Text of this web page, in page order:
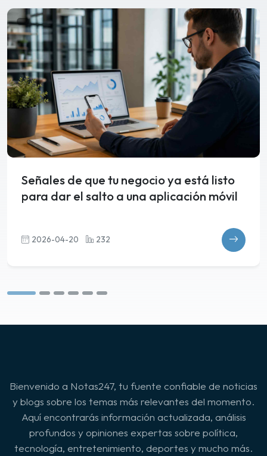
Señales de que tu negocio ya está listo
para dar el salto a una aplicación móvil
2026-04-20 232
Bienvenido a Notas247, tu fuente confiable de noticias
y blogs sobre los temas más relevantes del momento.
Aquí encontrarás información actualizada, análisis
profundos y opiniones expertas sobre política,
tecnología, entretenimiento, deportes y mucho más.